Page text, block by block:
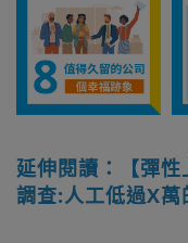
延伸閱讀：【彈
調查:人工低過X